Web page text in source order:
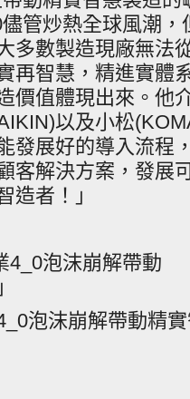
管炒熱全球風潮，
多數製造現廠無法
再智慧，精進實體
價值體現出來。他
以及小松
發展好的導入流程
客解決方案，發展
造者！」
泡沫崩解帶動精